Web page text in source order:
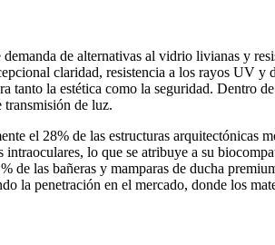
de alternativas al vidrio livianas y
claridad, resistencia a los rayos UV y
la estética como la seguridad. Dentro
transmisión de luz.
el 28% de las estructuras arquitectónicas
lo que se atribuye a su
de las bañeras y mamparas de ducha
la penetración en el mercado, donde los